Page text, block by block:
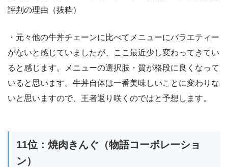
評判の理由（抜粋）
・元々他の牛丼チェーンに比べてメニューにバラエティー
がないと感じていましたが、ここ最近少し変わってきてい
ると感じます。メニューの選択肢・質が格段に良くなって
いると思います。牛丼自体は一番美味しいことに変わりな
いと思いますので、王者返り咲くのではと予想します。
11位：焼肉きんぐ（物語コーポレーショ
ン）